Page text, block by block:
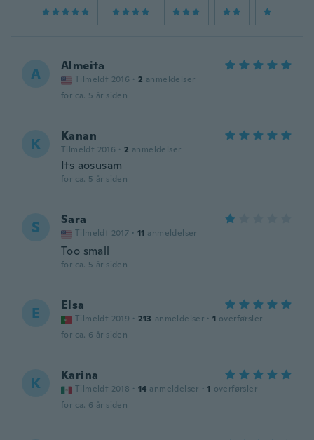
A Almeita
Tilmeldt 2016 · 2 anmeldelser
for ca. 5 år siden
K Kanan
Tilmeldt 2016 · 2 anmeldelser
Its aosusam
for ca. 5 år siden
S Sara
Tilmeldt 2017 · 11 anmeldelser
Too small
for ca. 5 år siden
E Elsa
Tilmeldt 2019 · 213 anmeldelser · 1 overførsler
for ca. 6 år siden
K Karina
Tilmeldt 2018 · 14 anmeldelser · 1 overførsler
for ca. 6 år siden